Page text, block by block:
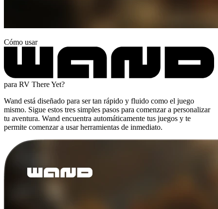
Cómo usar
para RV There Yet?
Wand está diseñado para ser tan rápido y fluido como el juego
mismo. Sigue estos tres simples pasos para comenzar a personalizar
tu aventura. Wand encuentra automáticamente tus juegos y te
permite comenzar a usar herramientas de inmediato.